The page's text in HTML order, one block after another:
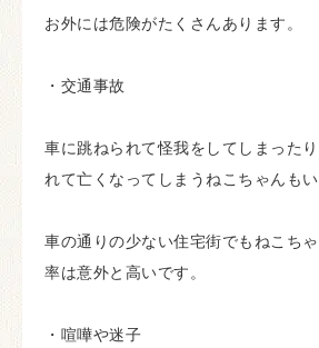
お外には危険がたくさんあります。
・交通事故
車に跳ねられて怪我をしてしまった
れて亡くなってしまうねこちゃんもい
車の通りの少ない住宅街でもねこち
率は意外と高いです。
・喧嘩や迷子